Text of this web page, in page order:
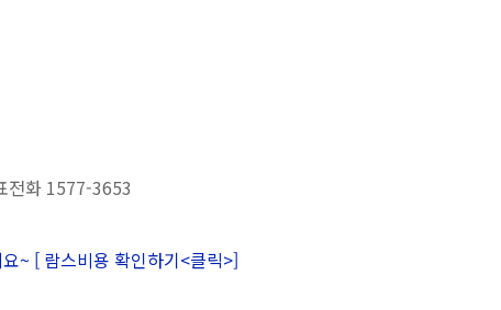
전화 1577-3653
~ [ 람스비용 확인하기<클릭>]